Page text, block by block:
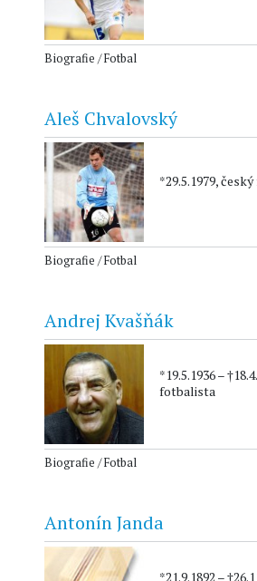
Biografie / Fotbal
Aleš Chvalovský
*29.5.1979,
Biografie / Fotbal
Andrej Kvašňák
*19.5.1936 –
fotbalista
Biografie / Fotbal
Antonín Janda
*21.9.1892 –